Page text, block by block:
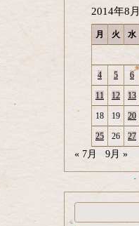
2014年8月
月 火 水
4 5 6
11 12 13
18 19 20
25 26 27
« 7月 9月 »